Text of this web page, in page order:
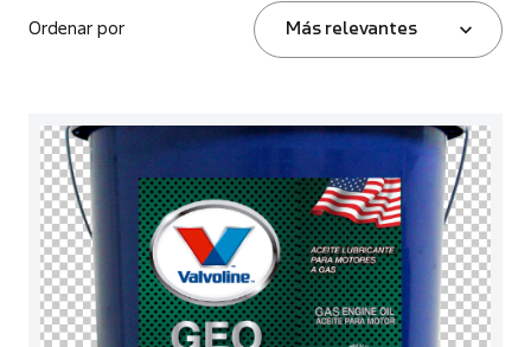
Ordenar por Más relevantes